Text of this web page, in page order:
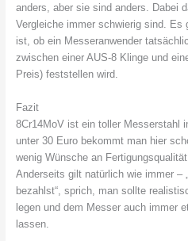
anders, aber sie sind anders. Dabei
Vergleiche immer schwierig sind. Es
ist, ob ein Messeranwender
zwischen einer AUS-8 Klinge und
Preis) feststellen wird.
Fazit
8Cr14MoV ist ein toller Messerstahl
unter 30 Euro bekommt man hier
wenig Wünsche an
Anderseits gilt natürlich wie immer –
bezahlst“, sprich, man sollte
legen und dem Messer auch immer
lassen.